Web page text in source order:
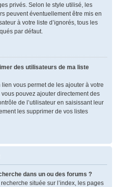
privés. Selon le style utilisé, les
peuvent éventuellement être mis en
à votre liste d’ignorés, tous les
par défaut.
des utilisateurs de ma liste
vous permet de les ajouter à votre
vous pouvez ajouter directement des
de l’utilisateur en saisissant leur
les supprimer de vos listes
dans un ou des forums ?
située sur l’index, les pages